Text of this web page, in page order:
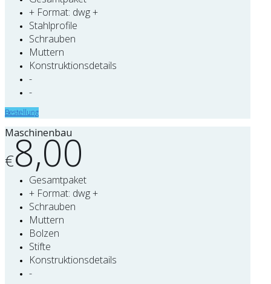
+ Format: dwg +
Stahlprofile
Schrauben
Muttern
Konstruktionsdetails
-
-
Bestellung
Maschinenbau
€8,00
Gesamtpaket
+ Format: dwg +
Schrauben
Muttern
Bolzen
Stifte
Konstruktionsdetails
-